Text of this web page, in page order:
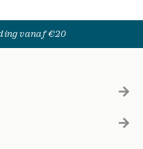
vanaf €20